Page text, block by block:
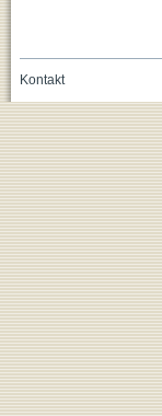
Kontakt